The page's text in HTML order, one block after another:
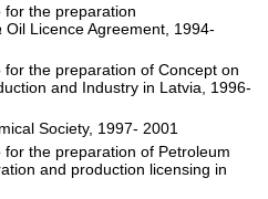
for the preparation
Oil Licence Agreement, 1994-
the preparation of Concept on
and Industry in Latvia, 1996-
Society, 1997- 2001
the preparation of Petroleum
and production licensing in